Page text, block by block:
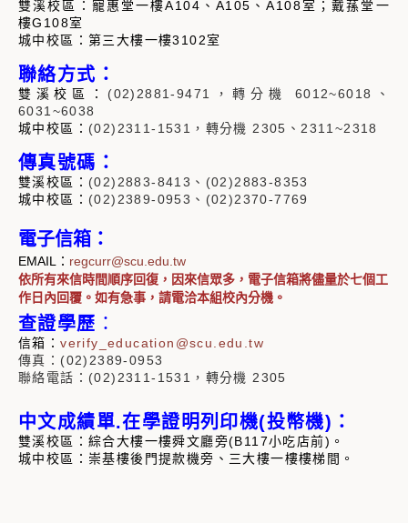
雙溪校區：寵惠堂一樓A104 、 A105、A108室；戴蓀堂一
樓G108室
城中校區：第三大樓一樓3102室
聯絡方式：
雙溪校區： (02)2881-9471，轉分機 6012~6018、
6031~6038
城中校區： (02)2311-1531，轉分機 2305、2311~2318
傳真號碼：
雙溪校區： (02)2883-8413 、 (02)2883-8353
城中校區： (02)2389-0953 、(02)2370-7769
電子信箱：
EMAIL： regcurr@scu.edu.tw
依所有來信時間順序回復，因來信眾多， 電子信箱將儘量於七個工
作日內回覆。如有急事，請電洽本組校內分機。
查證學歷 ：
信箱：verify_education@scu.edu.tw
傳真：(02)2389-0953
聯絡電話：(02)2311-1531，轉分機 2305
中文成績單.在學證明列印機(投幣機)：
雙溪校區：綜合大樓一樓舜文廳旁(B117小吃店前)。
城中校區：崇基樓後門提款機旁、三大樓一樓樓梯間。